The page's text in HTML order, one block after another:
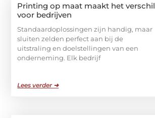
Printing op maat maakt het verschil
voor bedrijven
Standaardoplossingen zijn handig, maar
sluiten zelden perfect aan bij de
uitstraling en doelstellingen van een
onderneming. Elk bedrijf
Lees verder ➜